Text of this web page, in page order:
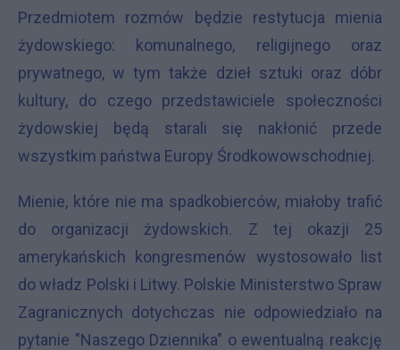
Przedmiotem rozmów będzie restytucja mienia
żydowskiego: komunalnego, religijnego oraz
prywatnego, w tym także dzieł sztuki oraz dóbr
kultury, do czego przedstawiciele społeczności
żydowskiej będą starali się nakłonić przede
wszystkim państwa Europy Środkowowschodniej.
Mienie, które nie ma spadkobierców, miałoby trafić
do organizacji żydowskich. Z tej okazji 25
amerykańskich kongresmenów wystosowało list
do władz Polski i Litwy. Polskie Ministerstwo Spraw
Zagranicznych dotychczas nie odpowiedziało na
pytanie "Naszego Dziennika" o ewentualną reakcję